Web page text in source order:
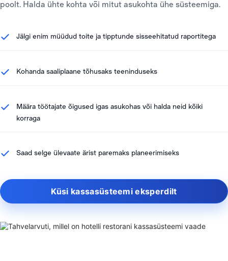
poolt. Halda ühte kohta või mitut asukohta ühe süsteemiga.
Jälgi enim müüdud toite ja tipptunde sisseehitatud raportitega
Kohanda saaliplaane tõhusaks teeninduseks
Määra töötajate õigused igas asukohas või halda neid kõiki
korraga
Saad selge ülevaate ärist paremaks planeerimiseks
Küsi kassasüsteemi eksperdilt